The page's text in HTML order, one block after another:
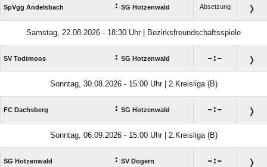
SpVgg Andelsbach : SG Hotzenwald Absetzung
Samstag, 22.08.2026 - 18:30 Uhr | Bezirksfreundschaftsspiele
SV Todtmoos : SG Hotzenwald :
Sonntag, 30.08.2026 - 15:00 Uhr | 2.Kreisliga (B)
FC Dachsberg : SG Hotzenwald :
Sonntag, 06.09.2026 - 15:00 Uhr | 2.Kreisliga (B)
SG Hotzenwald : SV Dogern :